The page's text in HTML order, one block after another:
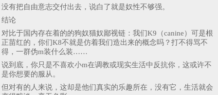
没有把自由意志交付出去，说白了就是奴性不够强。
结论
对比于国内存在着的的狗奴猫奴鄙视链：我们K9（canine）可是根
正苗红的，你们K8不就是仿着我们造出来的概念吗？打不得骂不
得，一群伪m装什么装……
说到底，你只是不喜欢小m在调教或现实生活中反抗你，这或许不
是你想要的服从。
但对有的人来说，这却是他们真实的乐趣所在，没有它，生活就会